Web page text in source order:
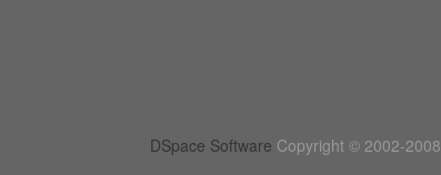
DSpace Software Copyright © 2002-2008